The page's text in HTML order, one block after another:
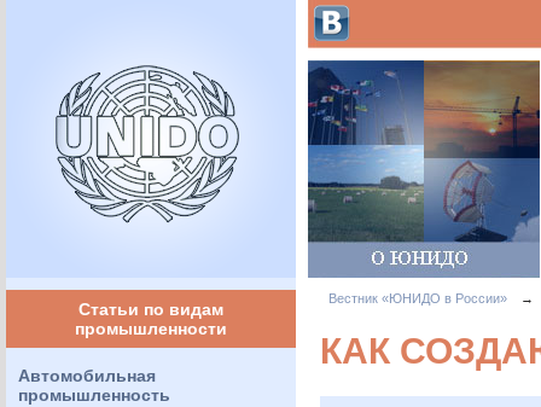
Статьи по видам
промышленности
Автомобильная
промышленность
Вестник «ЮНИДО в России» →
КАК